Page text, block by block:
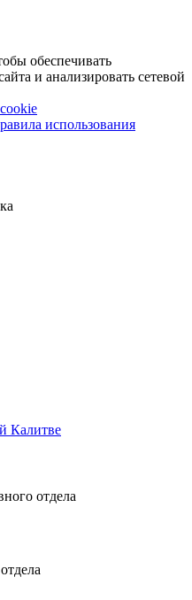
обеспечивать
и анализировать сетевой
использования
Калитве
отдела